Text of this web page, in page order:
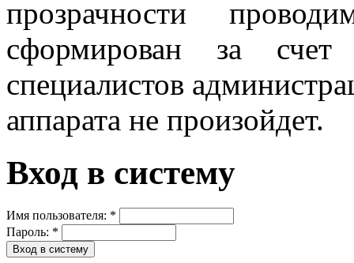
прозрачности
сформирован за
специалистов
аппарата не произойдет.
Вход в систему
Имя пользователя: *
Пароль: *